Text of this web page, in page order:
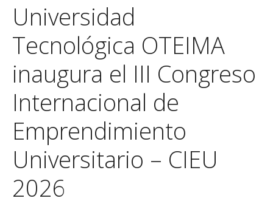
Universidad
Tecnológica OTEIMA
inaugura el III Congreso
Internacional de
Emprendimiento
Universitario – CIEU
2026